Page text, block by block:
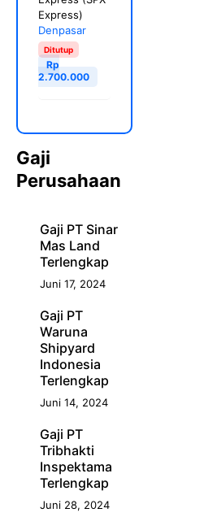
Express)
Denpasar
Ditutup
Rp
2.700.000
Gaji
Perusahaan
Gaji PT Sinar
Mas Land
Terlengkap
Juni 17, 2024
Gaji PT
Waruna
Shipyard
Indonesia
Terlengkap
Juni 14, 2024
Gaji PT
Tribhakti
Inspektama
Terlengkap
Juni 28, 2024